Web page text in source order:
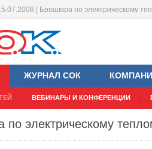
| Брошюра по электрическому
ВЕБИНАРЫ И КОНФЕРЕНЦИИ
ЖУРНАЛ СОК
электрическому
компания впервые
14 ИЮЛЯ 2008
теме:
Итальянская
поставки
«Газпром». Как
энергокомпанией